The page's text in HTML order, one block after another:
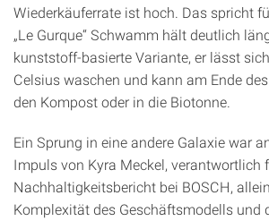
Wiederkäuferrate ist hoch. Das spricht
„Le Gurque“ Schwamm hält deutlich
kunststoff-basierte Variante, er lässt
Celsius waschen und kann am Ende
den Kompost oder in die Biotonne.
Ein Sprung in eine andere Galaxie war
Impuls von Kyra Meckel, verantwortlich
Nachhaltigkeitsbericht bei BOSCH,
Komplexität des Geschäftsmodells und